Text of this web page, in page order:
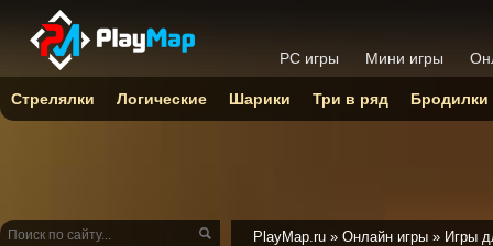
PlayMap.ru » Онлайн игры » Игры
PC игры Мини игры
Стрелялки Логические Шарики Три в ряд Бродилки